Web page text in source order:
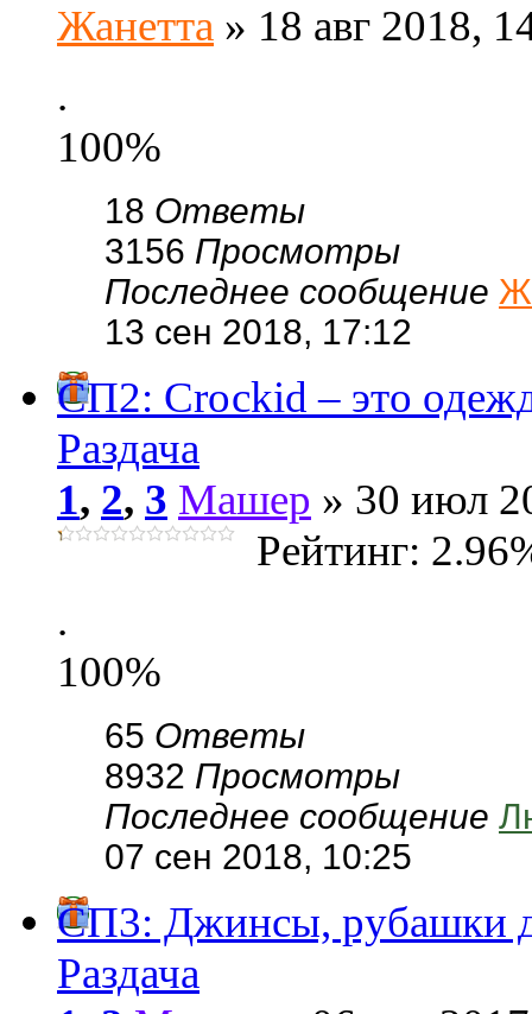
Жанетта » 18 авг 2018,
.
100%
18 Ответы
3156 Просмотры
Последнее сообщение
13 сен 2018, 17:12
СП2: Сrосkid – это
Раздача
1, 2, 3 Машер » 30 июл
Рейтинг:
.
100%
65 Ответы
8932 Просмотры
Последнее сообщение
07 сен 2018, 10:25
СП3: Джинсы, рубашки
Раздача